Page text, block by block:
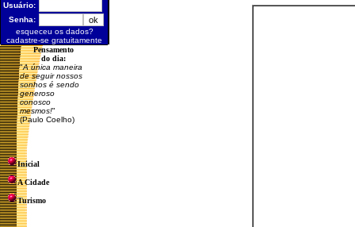
Usuário:
Senha:
esqueceu os dados?
cadastre-se gratuitamente
Pensamento
do dia:
"A única maneira
de seguir nossos
sonhos é sendo
generoso
conosco
mesmos!"
(Paulo Coelho)
Inicial
A Cidade
Turismo